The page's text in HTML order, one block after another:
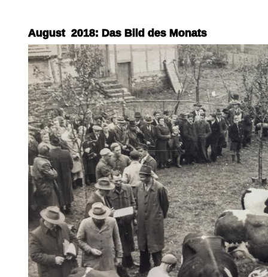
August  2018: Das Bild des Monats